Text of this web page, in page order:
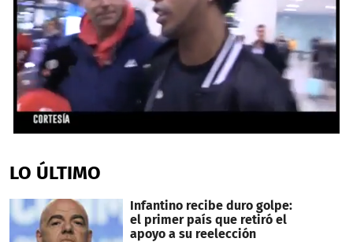
of
1
38
seconds
LO ÚLTIMO
Infantino recibe duro golpe:
el primer país que retiró el
apoyo a su reelección